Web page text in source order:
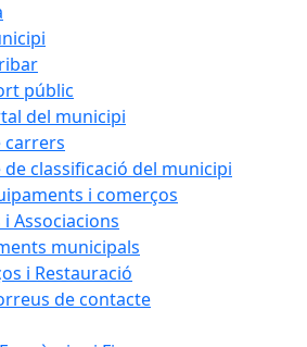
públic
del municipi
carrers
de classificació del municipi
i comerços
Associacions
municipals
i Restauració
de contacte